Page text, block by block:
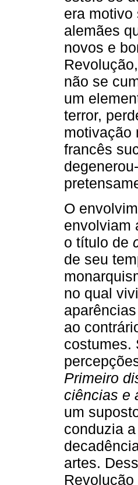
era motivo
alemães
novos e
não se
um
terror,
motivação
francês
O
envolviam
o título de
de seu
no qual
ao
costumes.
Primeiro
ciências e
um
conduzia
artes.